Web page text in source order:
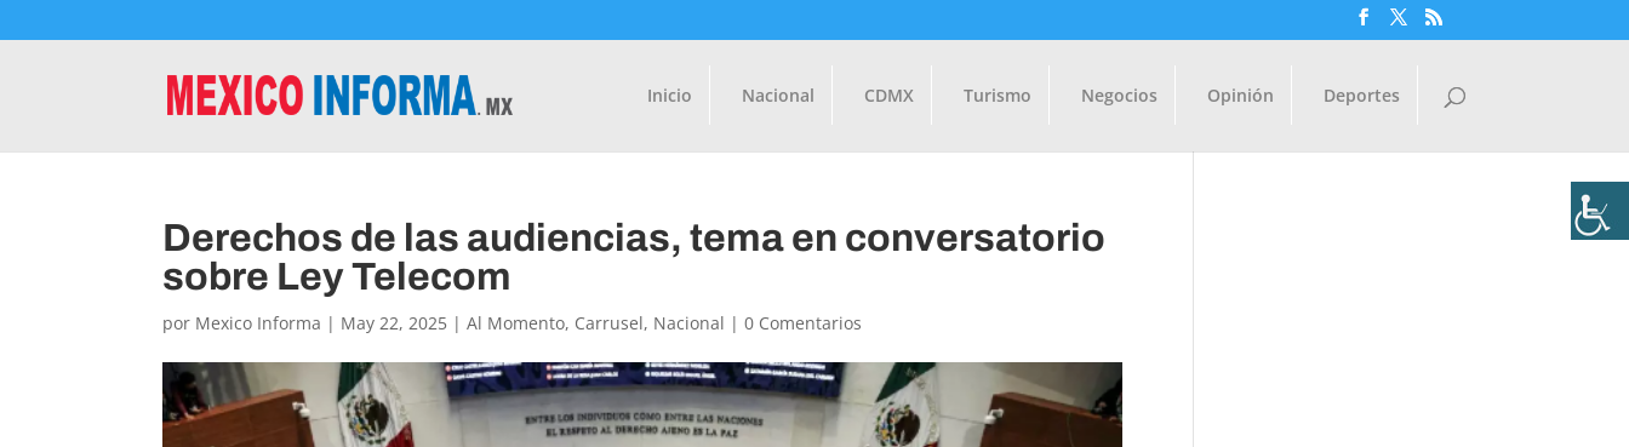
Inicio Nacional CDMX Turismo Negocios Opinión Deportes
Derechos de las audiencias, tema en conversatorio
sobre Ley Telecom
por Mexico Informa | May 22, 2025 |Al Momento, Carrusel, Nacional |0 Comentarios